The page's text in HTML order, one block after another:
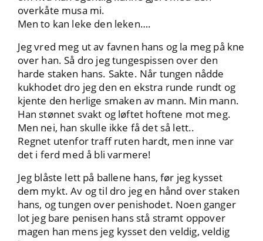
overkåte musa mi.
Men to kan leke den leken….
Jeg vred meg ut av favnen hans og la meg på kne
over han. Så dro jeg tungespissen over den
harde staken hans. Sakte. Når tungen nådde
kukhodet dro jeg den en ekstra runde rundt og
kjente den herlige smaken av mann. Min mann.
Han stønnet svakt og løftet hoftene mot meg.
Men nei, han skulle ikke få det så lett..
Regnet utenfor traff ruten hardt, men inne var
det i ferd med å bli varmere!
Jeg blåste lett på ballene hans, før jeg kysset
dem mykt. Av og til dro jeg en hånd over staken
hans, og tungen over penishodet. Noen ganger
lot jeg bare penisen hans stå stramt oppover
magen han mens jeg kysset den veldig, veldig